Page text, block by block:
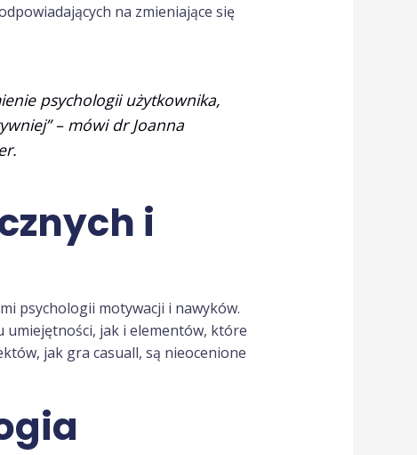
na zmieniające się
psychologii użytkownika,
– mówi dr Joanna
i
psychologii motywacji i nawyków.
umiejętności, jak i elementów, które
jak gra casuall, są nieocenione